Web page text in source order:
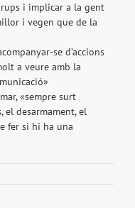
i implicar a la gent
i vegen que de la
se d’accions
a veure amb la
«sempre surt
el desarmament, el
fer si hi ha una